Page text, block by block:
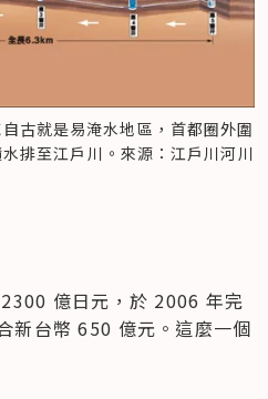
古就是易淹水地區，首都圈外圍
排至江戶川。來源：江戶川河川
億日元，於 2006 年完
新台幣 650 億元。這麼一個